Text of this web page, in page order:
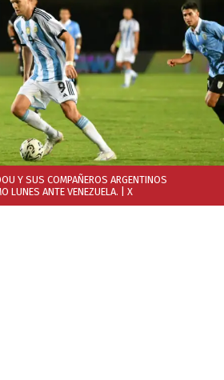
Y SUS COMPAÑEROS ARGENTINOS
LUNES ANTE VENEZUELA. | X